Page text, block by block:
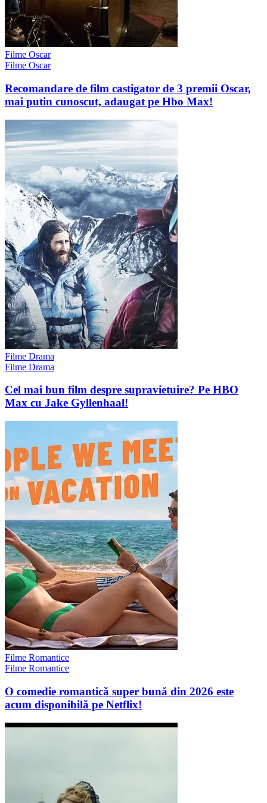
Filme Oscar
Filme Oscar
Recomandare de film castigator de 3 premii Oscar,
mai putin cunoscut, adaugat pe Hbo Max!
Filme Drama
Filme Drama
Cel mai bun film despre supravietuire? Pe HBO
Max cu Jake Gyllenhaal!
Filme Romantice
Filme Romantice
O comedie romantică super bună din 2026 este
acum disponibilă pe Netflix!